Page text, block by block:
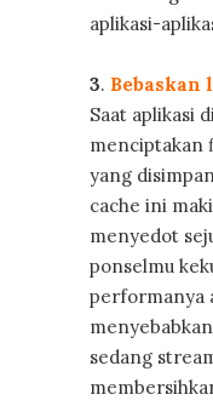
aplikasi-
3. Bebaskan
Saat aplikasi
menciptakan
yang
cache ini
menyedot
ponselmu
performanya
sedang